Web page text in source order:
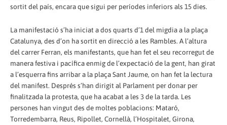
sortit del país, encara que sigui per períodes inferiors als 15 dies.
La manifestació s’ha iniciat a dos quarts d’1 del migdia a la plaça
Catalunya, des d’on ha sortit en direcció a les Rambles. A l’altura
del carrer Ferran, els manifestants, que han fet el seu recorregut de
manera festiva i pacífica enmig de l’expectació de la gent, han girat
a l’esquerra fins arribar a la plaça Sant Jaume, on han fet la lectura
del manifest. Després s’han dirigit al Parlament per donar per
finalitzada la protesta, que ha acabat a les 3 de la tarda. Les
persones han vingut des de moltes poblacions: Mataró,
Torredembarra, Reus, Ripollet, Cornellà, l’Hospitalet, Girona,